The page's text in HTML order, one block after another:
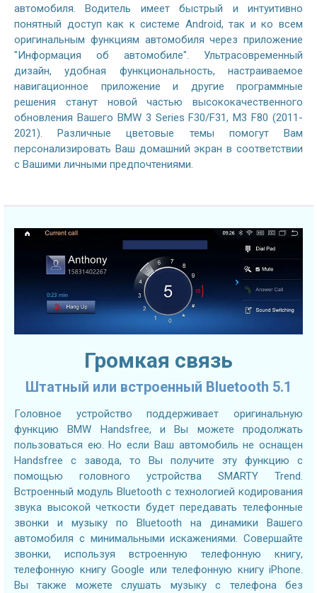
автомобиля. Водитель имеет быстрый и интуитивно
понятный доступ как к системе Android, так и ко всем
оригинальным функциям автомобиля через приложение
"Информация об автомобиле". Ультрасовременный
дизайн, удобная функциональность, настраиваемое
навигационное приложение и другие программные
решения станут новой частью высококачественного
обновления Вашего BMW 3 Series F30/F31, M3 F80 (2011-
2021). Различные цветовые темы помогут Вам
персонализировать Ваш домашний экран в соответствии
с Вашими личными предпочтениями.
Громкая связь
Штатный или встроенный Bluetooth 5.1
Головное устройство поддерживает оригинальную
функцию BMW Handsfree, и Вы можете продолжать
пользоваться ею. Но если Ваш автомобиль не оснащен
Handsfree с завода, то Вы получите эту функцию с
помощью головного устройства SMARTY Trend.
Встроенный модуль Bluetooth с технологией кодирования
звука высокой четкости будет передавать телефонные
звонки и музыку по Bluetooth на динамики Вашего
автомобиля с минимальными искажениями. Совершайте
звонки, используя встроенную телефонную книгу,
телефонную книгу Google или телефонную книгу iPhone.
Вы также можете слушать музыку с телефона без